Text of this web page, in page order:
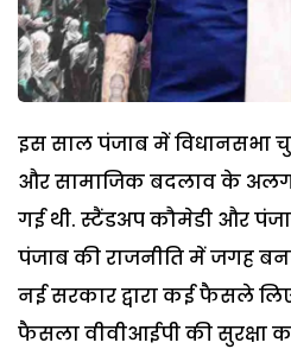
इस साल पंजाब में विधानसभा
और सामाजिक बदलाव के
गई थी. स्टैंडअप कौमेडी और
पंजाब की राजनीति में जगह
नई सरकार द्वारा कई फैसले
फैसला वीवीआईपी की